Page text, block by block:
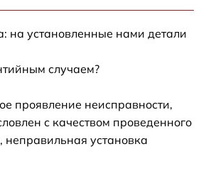
на установленные нами детали
случаем?
проявление неисправности,
с качеством проведенного
установка